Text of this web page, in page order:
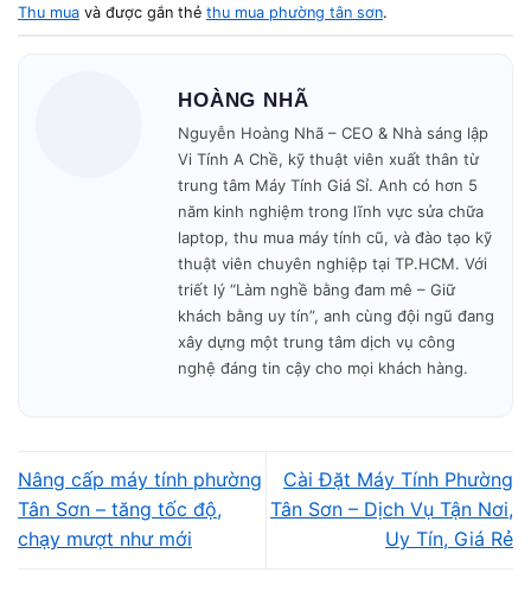
🚗 Có mặt tại nhà khách trong
🔧 Kiểm tra – báo giá – sửa nhanh trong ngày.
🎁 Bảo hành minh bạch – không phát sinh phí.
Mở cửa: 09h00 – 19h30 mỗi ngày.
Thu mua và được gắn thẻ thu mua phường tân sơn.
HOÀNG NHÃ
Nguyễn Hoàng Nhã – CEO & Nhà sáng lập
Vi Tính A Chề, kỹ thuật viên xuất thân từ
trung tâm Máy Tính Giá Sỉ. Anh có hơn 5
năm kinh nghiệm trong lĩnh vực sửa chữa
laptop, thu mua máy tính cũ, và đào tạo kỹ
thuật viên chuyên nghiệp tại TP.HCM. Với
triết lý “Làm nghề bằng đam mê – Giữ
khách bằng uy tín”, anh cùng đội ngũ đang
xây dựng một trung tâm dịch vụ công
nghệ đáng tin cậy cho mọi khách hàng.
Nâng cấp máy tính phường
Tân Sơn – tăng tốc độ,
chạy mượt như mới
Cài Đặt Máy Tính Phường
Tân Sơn – Dịch Vụ Tận Nơi,
Uy Tín, Giá Rẻ